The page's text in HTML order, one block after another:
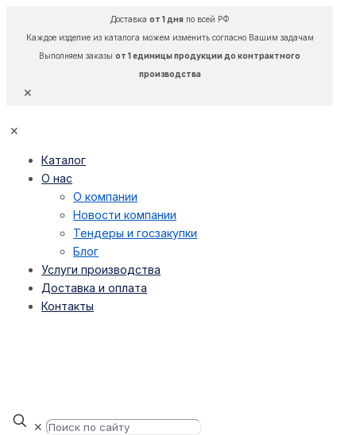
Доставка от 1 дняпо всей РФ
Каждое изделие из каталога можем изменить согласно Вашим задачам
Выполняем заказы от 1 единицы продукции до контрактного
производства
✕
✕
Каталог
О нас
О компании
Новости компании
Тендеры и госзакупки
Блог
Услуги производства
Доставка и оплата
Контакты
✕